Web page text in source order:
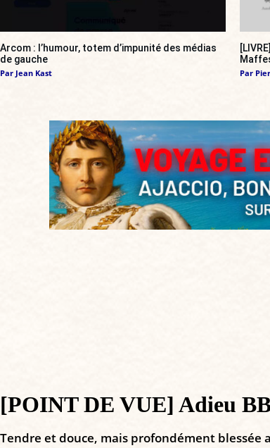
Arcom : l’humour, totem d’impunité des médias
de gauche
Par Jean Kast Par
[POINT DE VUE] Adieu BB
Tendre et douce, mais profondément blessée